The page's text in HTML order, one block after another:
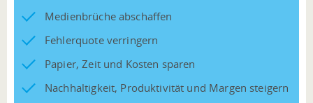
Medienbrüche abschaffen
Fehlerquote verringern
Papier, Zeit und Kosten sparen
Nachhaltigkeit, Produktivität und Margen steigern